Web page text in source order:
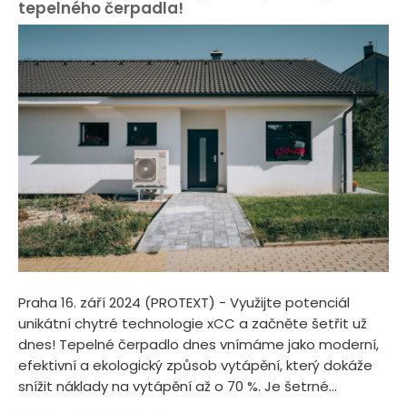
tepelného čerpadla!
Praha 16. září 2024 (PROTEXT) - Využijte potenciál
unikátní chytré technologie xCC a začněte šetřit už
dnes! Tepelné čerpadlo dnes vnímáme jako moderní,
efektivní a ekologický způsob vytápění, který dokáže
snížit náklady na vytápění až o 70 %. Je šetrné...